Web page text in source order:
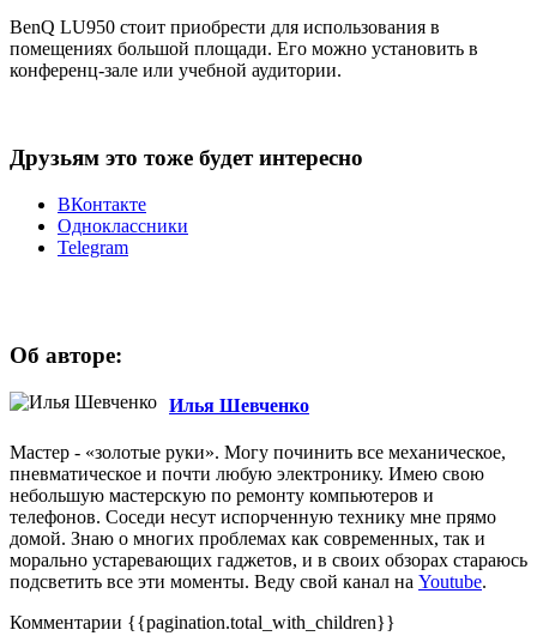
BenQ LU950 стоит приобрести для использования в
помещениях большой площади. Его можно установить в
конференц-зале или учебной аудитории.
Друзьям это тоже будет интересно
ВКонтакте
Одноклассники
Telegram
Об авторе:
Илья Шевченко
Мастер - «золотые руки». Могу починить все механическое,
пневматическое и почти любую электронику. Имею свою
небольшую мастерскую по ремонту компьютеров и
телефонов. Соседи несут испорченную технику мне прямо
домой. Знаю о многих проблемах как современных, так и
морально устаревающих гаджетов, и в своих обзорах стараюсь
подсветить все эти моменты. Веду свой канал на Youtube.
Комментарии {{pagination.total_with_children}}